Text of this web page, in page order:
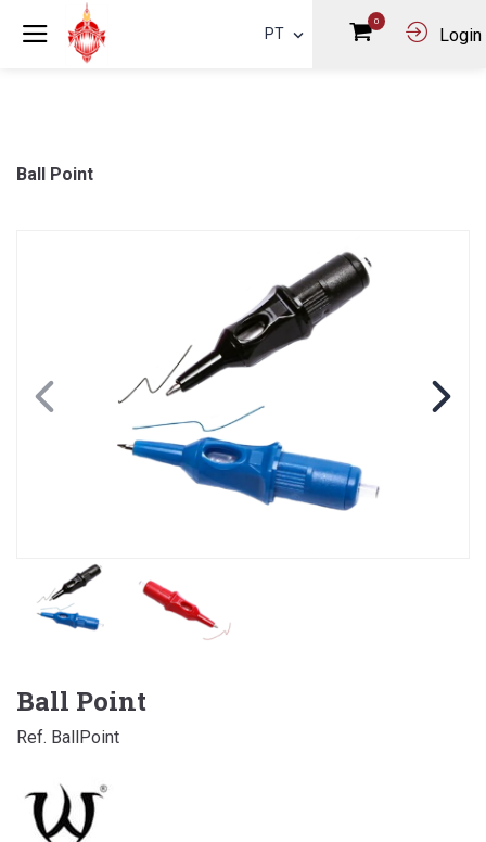
PT
0
Login
Ball Point
Ball Point
Ref. BallPoint